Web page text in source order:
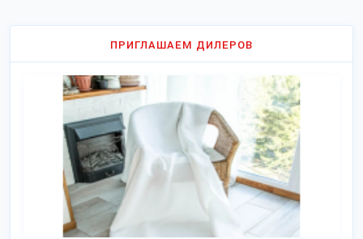
ПРИГЛАШАЕМ ДИЛЕРОВ